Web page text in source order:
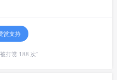
赏支持
打赏 188 次"